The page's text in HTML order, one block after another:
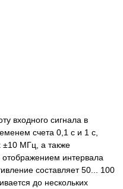
входного сигнала в
счета 0,1 с и 1 с,
±10 МГц, а также
отображением интервала
составляет 50... 100
до нескольких